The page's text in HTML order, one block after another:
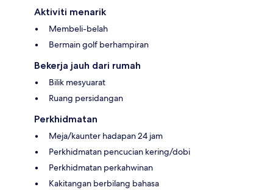
Aktiviti menarik
Membeli-belah
Bermain golf berhampiran
Bekerja jauh dari rumah
Bilik mesyuarat
Ruang persidangan
Perkhidmatan
Meja/kaunter hadapan 24 jam
Perkhidmatan pencucian kering/dobi
Perkhidmatan perkahwinan
Kakitangan berbilang bahasa